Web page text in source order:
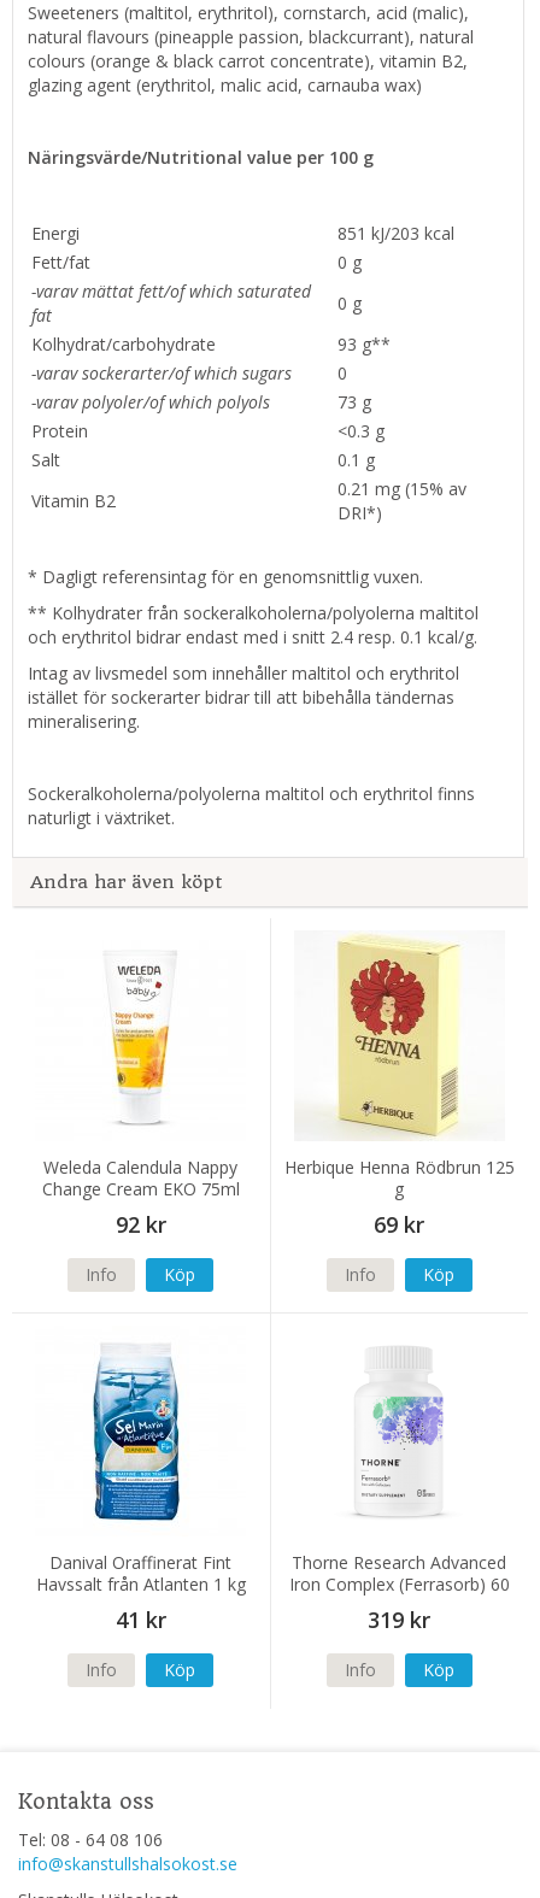
Sweeteners (maltitol, erythritol), cornstarch, acid (malic),
natural flavours (pineapple passion, blackcurrant), natural
colours (orange & black carrot concentrate), vitamin B2,
glazing agent (erythritol, malic acid, carnauba wax)
Näringsvärde/Nutritional value per 100 g
Energi
851 kJ/203 kcal
Fett/fat
0 g
-varav mättat fett/of which saturated
fat
0 g
Kolhydrat/carbohydrate
93 g**
-varav sockerarter/of which sugars
0
-varav polyoler/of which polyols
73 g
Protein
<0.3 g
Salt
0.1 g
Vitamin B2
0.21 mg (15% av
DRI*)
* Dagligt referensintag för en genomsnittlig vuxen.
** Kolhydrater från sockeralkoholerna/polyolerna maltitol
och erythritol bidrar endast med i snitt 2.4 resp. 0.1 kcal/g.
Intag av livsmedel som innehåller maltitol och erythritol
istället för sockerarter bidrar till att bibehålla tändernas
mineralisering.
Sockeralkoholerna/polyolerna maltitol och erythritol finns
naturligt i växtriket.
Andra har även köpt
Weleda Calendula Nappy
Change Cream EKO 75ml
92 kr
Info Köp
Herbique Henna Rödbrun 125
g
69 kr
Info Köp
Danival Oraffinerat Fint
Havssalt från Atlanten 1 kg
41 kr
Info Köp
Thorne Research Advanced
Iron Complex (Ferrasorb) 60
kapslar
319 kr
Info Köp
Kontakta oss
Tel: 08 - 64 08 106
info@skanstullshalsokost.se